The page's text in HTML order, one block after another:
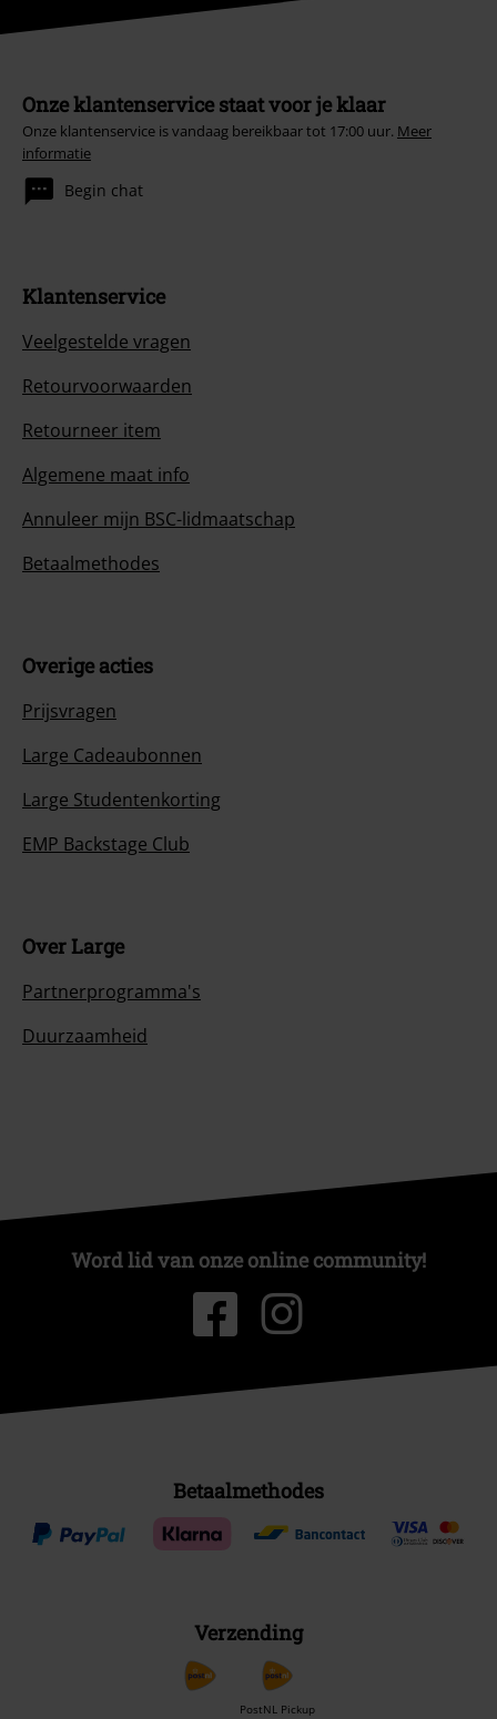
Onze klantenservice staat voor je klaar
Onze klantenservice is vandaag bereikbaar tot 17:00 uur. Meer
informatie
Begin chat
Klantenservice
Veelgestelde vragen
Retourvoorwaarden
Retourneer item
Algemene maat info
Annuleer mijn BSC-lidmaatschap
Betaalmethodes
Overige acties
Prijsvragen
Large Cadeaubonnen
Large Studentenkorting
EMP Backstage Club
Over Large
Partnerprogramma's
Duurzaamheid
Word lid van onze online community!
Betaalmethodes
Verzending
PostNL Pickup